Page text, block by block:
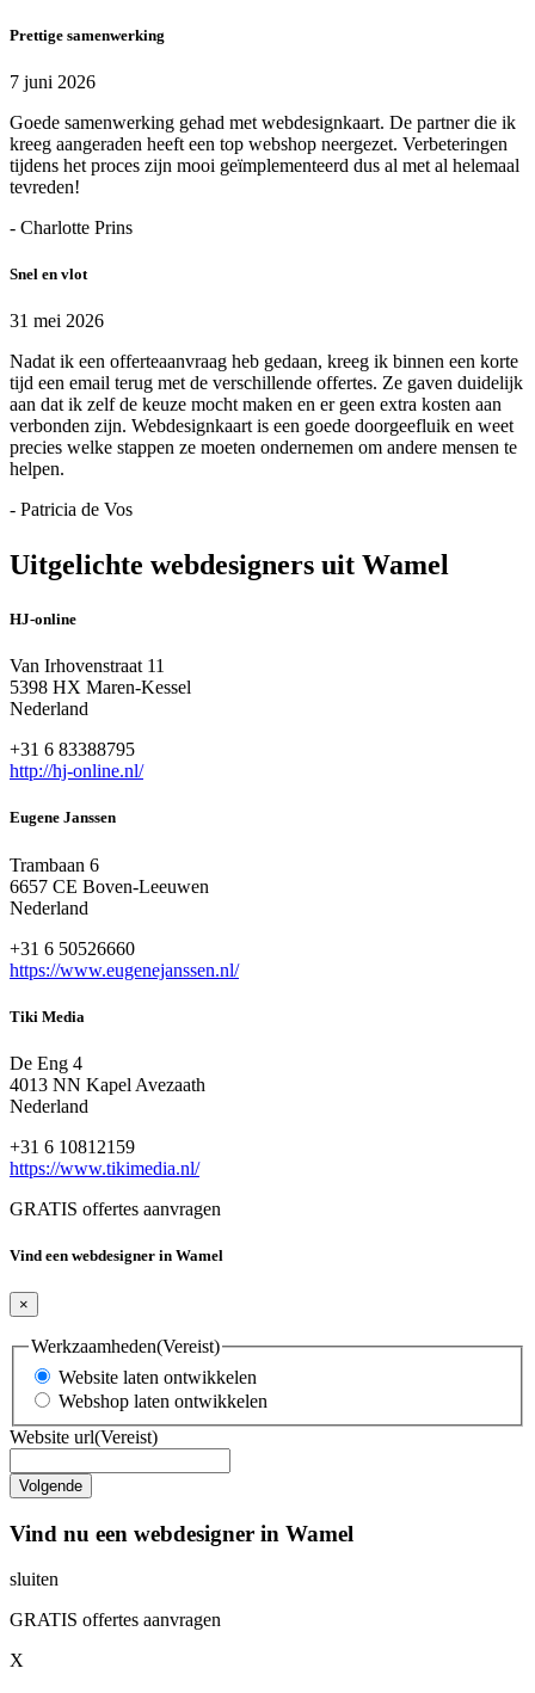
Prettige samenwerking
7 juni 2026
Goede samenwerking gehad met webdesignkaart. De partner die ik
kreeg aangeraden heeft een top webshop neergezet. Verbeteringen
tijdens het proces zijn mooi geïmplementeerd dus al met al helemaal
tevreden!
- Charlotte Prins
Snel en vlot
31 mei 2026
Nadat ik een offerteaanvraag heb gedaan, kreeg ik binnen een korte
tijd een email terug met de verschillende offertes. Ze gaven duidelijk
aan dat ik zelf de keuze mocht maken en er geen extra kosten aan
verbonden zijn. Webdesignkaart is een goede doorgeefluik en weet
precies welke stappen ze moeten ondernemen om andere mensen te
helpen.
- Patricia de Vos
Uitgelichte webdesigners uit Wamel
HJ-online
Van Irhovenstraat 11
5398 HX Maren-Kessel
Nederland
+31 6 83388795
http://hj-online.nl/
Eugene Janssen
Trambaan 6
6657 CE Boven-Leeuwen
Nederland
+31 6 50526660
https://www.eugenejanssen.nl/
Tiki Media
De Eng 4
4013 NN Kapel Avezaath
Nederland
+31 6 10812159
https://www.tikimedia.nl/
GRATIS offertes aanvragen
Vind een webdesigner in Wamel
×
Werkzaamheden(Vereist)
Website laten ontwikkelen
Webshop laten ontwikkelen
Website url(Vereist)
Vind nu een webdesigner in Wamel
sluiten
GRATIS offertes aanvragen
X